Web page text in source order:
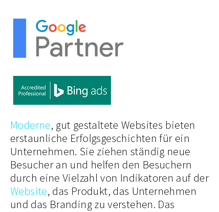
Moderne, gut gestaltete Websites bieten
erstaunliche Erfolgsgeschichten für ein
Unternehmen. Sie ziehen ständig neue
Besucher an und helfen den Besuchern
durch eine Vielzahl von Indikatoren auf der
Website, das Produkt, das Unternehmen
und das Branding zu verstehen. Das